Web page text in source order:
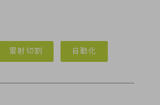
雷射切割 自動化